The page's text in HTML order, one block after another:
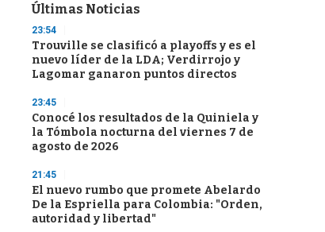
Últimas Noticias
23:54
Trouville se clasificó a playoffs y es el
nuevo líder de la LDA; Verdirrojo y
Lagomar ganaron puntos directos
23:45
Conocé los resultados de la Quiniela y
la Tómbola nocturna del viernes 7 de
agosto de 2026
21:45
El nuevo rumbo que promete Abelardo
De la Espriella para Colombia: "Orden,
autoridad y libertad"